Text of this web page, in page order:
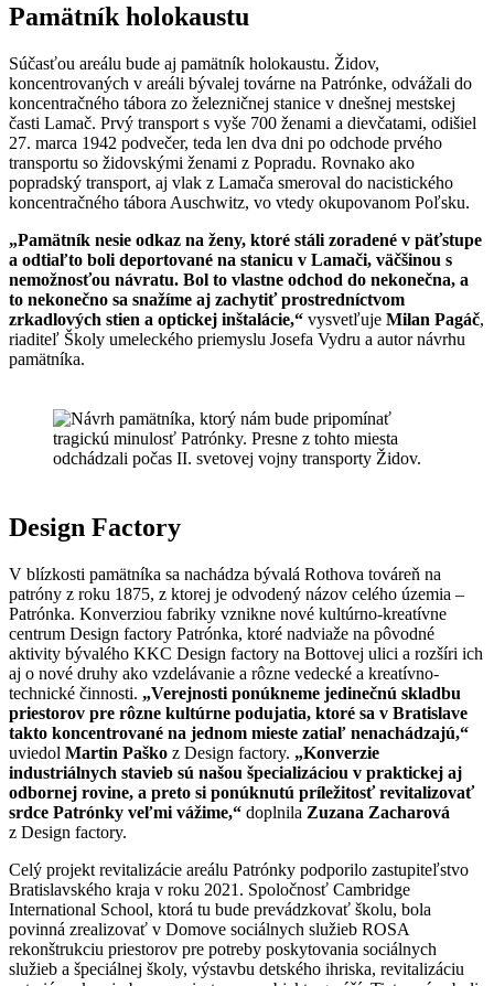
Pamätník holokaustu
Súčasťou areálu bude aj pamätník holokaustu. Židov,
koncentrovaných v areáli bývalej továrne na Patrónke, odvážali do
koncentračného tábora zo železničnej stanice v dnešnej mestskej
časti Lamač. Prvý transport s vyše 700 ženami a dievčatami, odišiel
27. marca 1942 podvečer, teda len dva dni po odchode prvého
transportu so židovskými ženami z Popradu. Rovnako ako
popradský transport, aj vlak z Lamača smeroval do nacistického
koncentračného tábora Auschwitz, vo vtedy okupovanom Poľsku.
„Pamätník nesie odkaz na ženy, ktoré stáli zoradené v päťstupe
a odtiaľto boli deportované na stanicu v Lamači, väčšinou s
nemožnosťou návratu. Bol to vlastne odchod do nekonečna, a
to nekonečno sa snažíme aj zachytiť prostredníctvom
zrkadlových stien a optickej inštalácie,“ vysvetľuje Milan Pagáč,
riaditeľ Školy umeleckého priemyslu Josefa Vydru a autor návrhu
pamätníka.
Design Factory
V blízkosti pamätníka sa nachádza bývalá Rothova továreň na
patróny z roku 1875, z ktorej je odvodený názov celého územia –
Patrónka. Konverziou fabriky vznikne nové kultúrno-kreatívne
centrum Design factory Patrónka, ktoré nadviaže na pôvodné
aktivity bývalého KKC Design factory na Bottovej ulici a rozšíri ich
aj o nové druhy ako vzdelávanie a rôzne vedecké a kreatívno-
technické činnosti. „Verejnosti ponúkneme jedinečnú skladbu
priestorov pre rôzne kultúrne podujatia, ktoré sa v Bratislave
takto koncentrované na jednom mieste zatiaľ nenachádzajú,“
uviedol Martin Paško z Design factory. „Konverzie
industriálnych stavieb sú našou špecializáciou v praktickej aj
odbornej rovine, a preto si ponúknutú príležitosť revitalizovať
srdce Patrónky veľmi vážime,“ doplnila Zuzana Zacharová
z Design factory.
Celý projekt revitalizácie areálu Patrónky podporilo zastupiteľstvo
Bratislavského kraja v roku 2021. Spoločnosť Cambridge
International School, ktorá tu bude prevádzkovať školu, bola
povinná zrealizovať v Domove sociálnych služieb ROSA
rekonštrukciu priestorov pre potreby poskytovania sociálnych
služieb a špeciálnej školy, výstavbu detského ihriska, revitalizáciu